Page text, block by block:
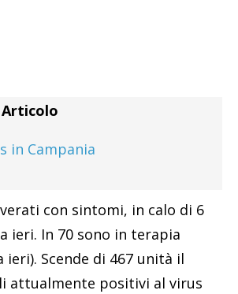
Articolo
in Campania
con sintomi, in calo di 6
ieri. In 70 sono in terapia
ieri). Scende di 467 unità il
attualmente positivi al virus